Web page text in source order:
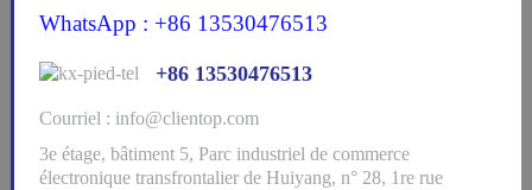
WhatsApp : +86 13530476513
+86 13530476513
Courriel : info@clientop.com
3e étage, bâtiment 5, Parc industriel de commerce
électronique transfrontalier de Huiyang, n° 28, 1re rue